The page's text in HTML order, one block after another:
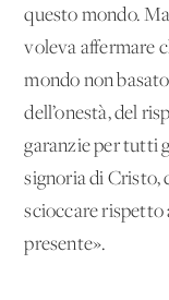
questo mondo.
voleva affermare
mondo non
dell’onestà, del
garanzie per tutti
signoria di Cristo,
scioccare rispetto
presente».